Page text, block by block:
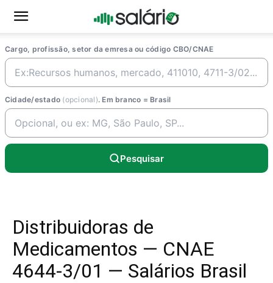
Cargo, profissão, setor da emresa ou código CBO/CNAE
Cidade/estado (opcional). Em branco = Brasil
Pesquisar
Distribuidoras de
Medicamentos — CNAE
4644-3/01 — Salários Brasil